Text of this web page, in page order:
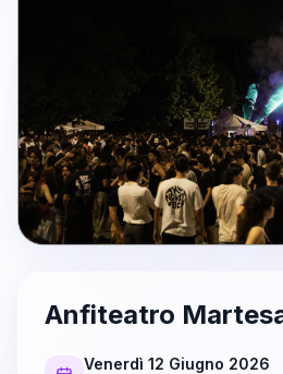
Anfiteatro
Venerdì 12 Giugno 2026